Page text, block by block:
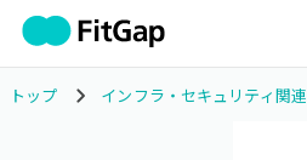
トップ インフラ・セキュリティ関連